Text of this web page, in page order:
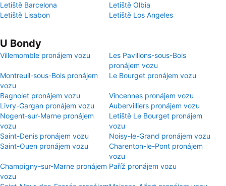
Letiště Barcelona
Letiště Olbia
Letiště Lisabon
Letiště Los Angeles
U Bondy
Villemomble pronájem vozu
Les Pavillons-sous-Bois
pronájem vozu
Montreuil-sous-Bois pronájem
vozu
Le Bourget pronájem vozu
Bagnolet pronájem vozu
Vincennes pronájem vozu
Livry-Gargan pronájem vozu
Aubervilliers pronájem vozu
Nogent-sur-Marne pronájem
vozu
Letiště Le Bourget pronájem
vozu
Saint-Denis pronájem vozu
Noisy-le-Grand pronájem vozu
Saint-Ouen pronájem vozu
Charenton-le-Pont pronájem
vozu
Champigny-sur-Marne pronájem
vozu
Paříž pronájem vozu